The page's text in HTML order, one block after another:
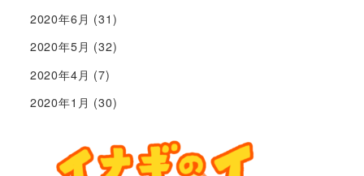
2020年6月 (31)
2020年5月 (32)
2020年4月 (7)
2020年1月 (30)